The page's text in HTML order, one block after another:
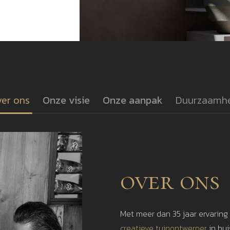
ons Onze visie Onze aanpak
over ons
Met meer dan 35 jaar